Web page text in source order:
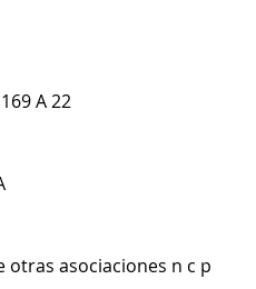
A 22
otras asociaciones n c p